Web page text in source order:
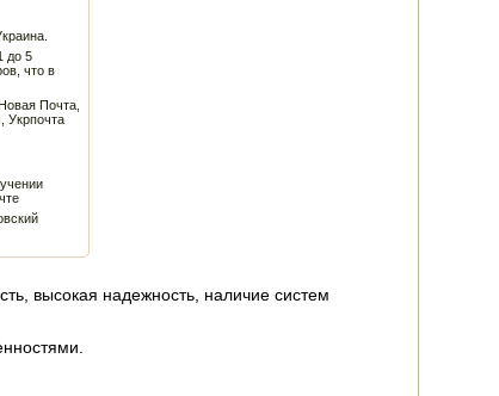
до 5
что в
Почта,
Укрпочта
высокая надежность, наличие систем